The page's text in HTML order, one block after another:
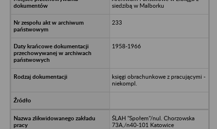
siedzibą w Malborku
233
1958-1966
księgi obrachunkowe z pracującymi -
niekompl.
ŚLAH "Społem"/nul. Chorzowska
73A,/n40-101 Katowice